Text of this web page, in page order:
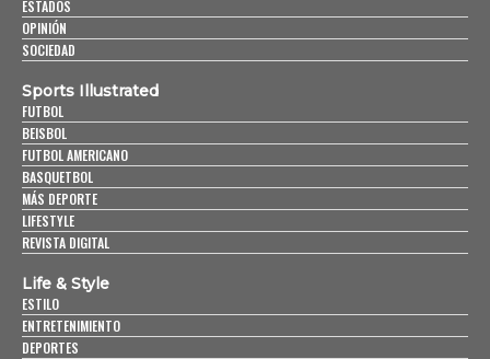
ESTADOS
OPINIÓN
SOCIEDAD
Sports Illustrated
FUTBOL
BEISBOL
FUTBOL AMERICANO
BASQUETBOL
MÁS DEPORTE
LIFESTYLE
REVISTA DIGITAL
Life & Style
ESTILO
ENTRETENIMIENTO
DEPORTES